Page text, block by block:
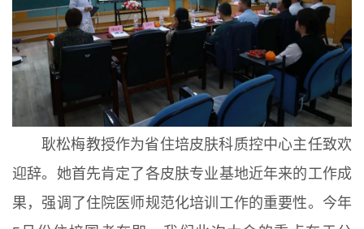
耿松梅教授作为省住培皮肤科质控中心主任致欢
迎辞。她首先肯定了各皮肤专业基地近年来的工作成
果，强调了住院医师规范化培训工作的重要性。今年